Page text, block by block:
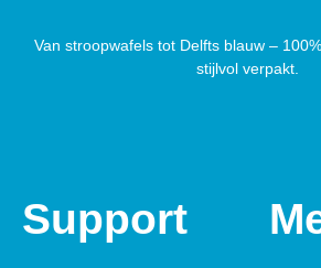
Van stroopwafels tot Delfts blauw –
stijlvol verpakt.
Support